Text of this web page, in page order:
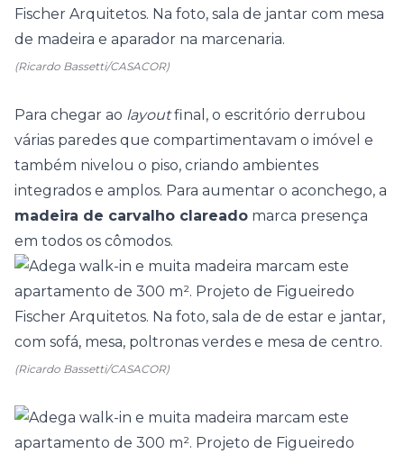
(Ricardo Bassetti/CASACOR)
Para chegar ao layoutfinal, o escritório derrubou
várias paredes que compartimentavam o imóvel e
também nivelou o piso, criando ambientes
integrados e amplos. Para aumentar o aconchego, a
madeira de carvalho clareado marca presença
em todos os cômodos.
(Ricardo Bassetti/CASACOR)